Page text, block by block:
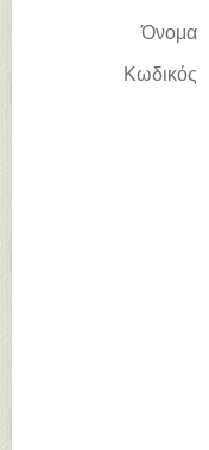
Όνομα
Κωδικός